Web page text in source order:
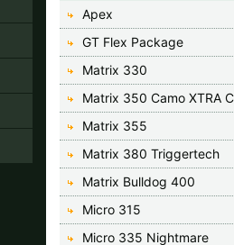
Apex
GT Flex Package
Matrix 330
Matrix 350 Camo XTRA
Matrix 355
Matrix 380 Triggertech
Matrix Bulldog 400
Micro 315
Micro 335 Nightmare